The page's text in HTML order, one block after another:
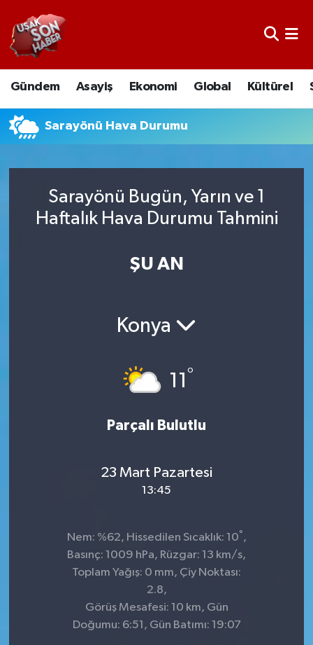
Gündem Asayiş Ekonomi Global Kültürel
Sarayönü Hava Durumu
Sarayönü Bugün, Yarın ve 1
Haftalık Hava Durumu Tahmini
ŞU AN
Konya
11°
Parçalı Bulutlu
23 Mart Pazartesi
13:45
Nem: %62, Hissedilen Sıcaklık: 10° ,
Basınç: 1009 hPa, Rüzgar: 13 km/s,
Toplam Yağış: 0 mm, Çiy Noktası:
2.8,
Görüş Mesafesi: 10 km, Gün
Doğumu: 6:51, Gün Batımı: 19:07
Uşak Nöbetçi Eczaneler
Uşak Hava Durumu
Uşak Namaz Vakitleri
Süper Lig Puan Durumu ve Fikstür
Son Dakika Haberleri